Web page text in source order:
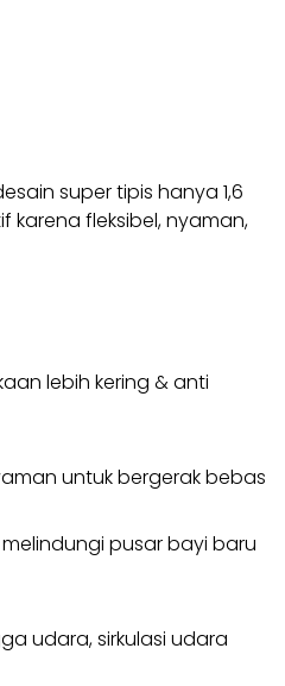
super tipis hanya 1,6
karena fleksibel, nyaman,
lebih kering & anti
untuk bergerak bebas
pusar bayi baru
udara, sirkulasi udara